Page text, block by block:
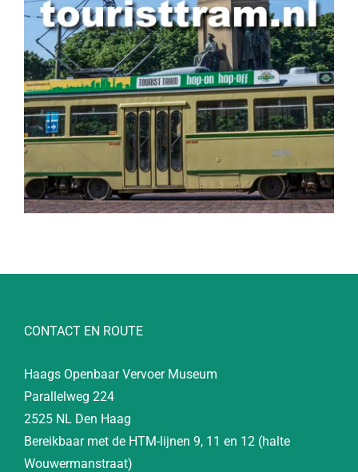
CONTACT EN ROUTE
Haags Openbaar Vervoer Museum
Parallelweg 224
2525 NL Den Haag
Bereikbaar met de HTM-lijnen 9, 11 en 12 (halte
Wouwermanstraat)